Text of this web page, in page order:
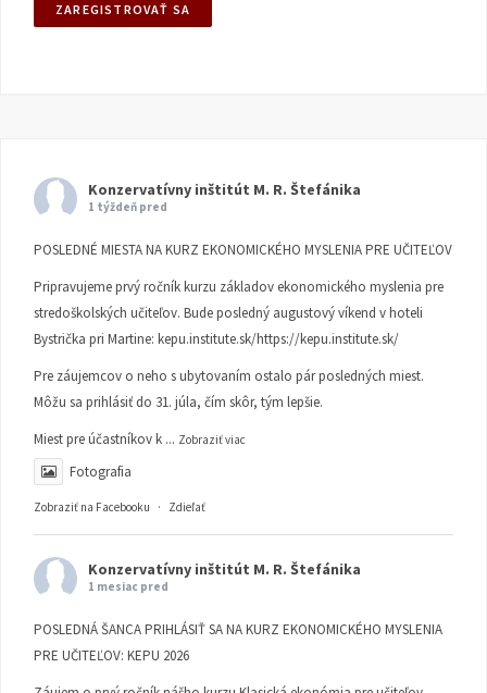
Konzervatívny inštitút M. R. Štefánika
1 týždeň pred
POSLEDNÉ MIESTA NA KURZ EKONOMICKÉHO MYSLENIA PRE UČITEĽOV
Pripravujeme prvý ročník kurzu základov ekonomického myslenia pre
stredoškolských učiteľov. Bude posledný augustový víkend v hoteli
Bystrička pri Martine: kepu.institute.sk/https://kepu.institute.sk/
Pre záujemcov o neho s ubytovaním ostalo pár posledných miest.
Môžu sa prihlásiť do 31. júla, čím skôr, tým lepšie.
Miest pre účastníkov k ... Zobraziť viac
Fotografia
Zobraziť na Facebooku · Zdieľať
Konzervatívny inštitút M. R. Štefánika
1 mesiac pred
POSLEDNÁ ŠANCA PRIHLÁSIŤ SA NA KURZ EKONOMICKÉHO MYSLENIA
PRE UČITEĽOV: KEPU 2026